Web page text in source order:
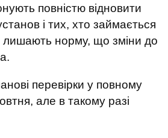
повністю відновити
і тих, хто займається
лишають норму, що зміни до
перевірки у повному
але в такому разі